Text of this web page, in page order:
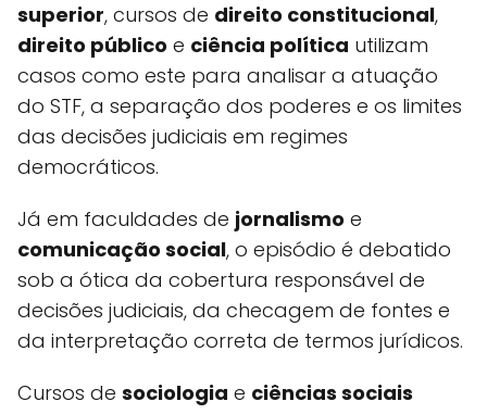
superior, cursos de direito constitucional,
direito público e ciência política utilizam
casos como este para analisar a atuação
do STF, a separação dos poderes e os limites
das decisões judiciais em regimes
democráticos.
Já em faculdades de jornalismo e
comunicação social, o episódio é debatido
sob a ótica da cobertura responsável de
decisões judiciais, da checagem de fontes e
da interpretação correta de termos jurídicos.
Cursos de sociologia e ciências sociais